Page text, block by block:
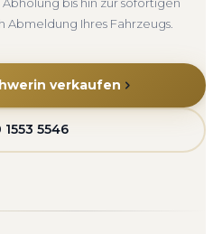
Abmeldung Ihres Fahrzeugs.
verkaufen
5546